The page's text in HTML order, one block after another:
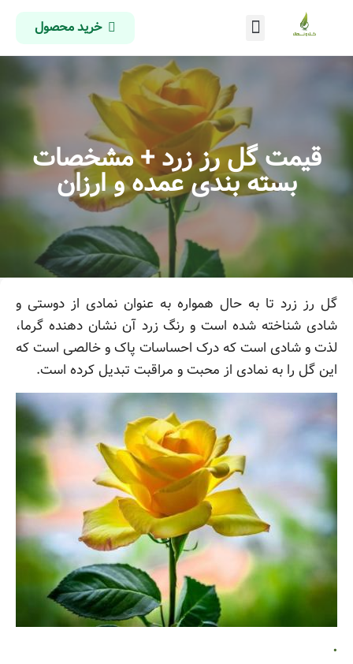
خرید محصول
قیمت گل رز زرد + مشخصات
بسته بندی عمده و ارزان
گل رز زرد تا به حال همواره به عنوان نمادی از دوستی و
شادی شناخته شده است و رنگ زرد آن نشان دهنده گرما،
لذت و شادی است که درک احساسات پاک و خالصی است که
این گل را به نمادی از محبت و مراقبت تبدیل کرده است.
.